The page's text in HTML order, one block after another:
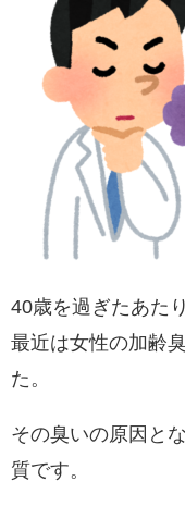
40歳を過ぎたあた
最近は女性の加齢
た。
その臭いの原因と
質です。